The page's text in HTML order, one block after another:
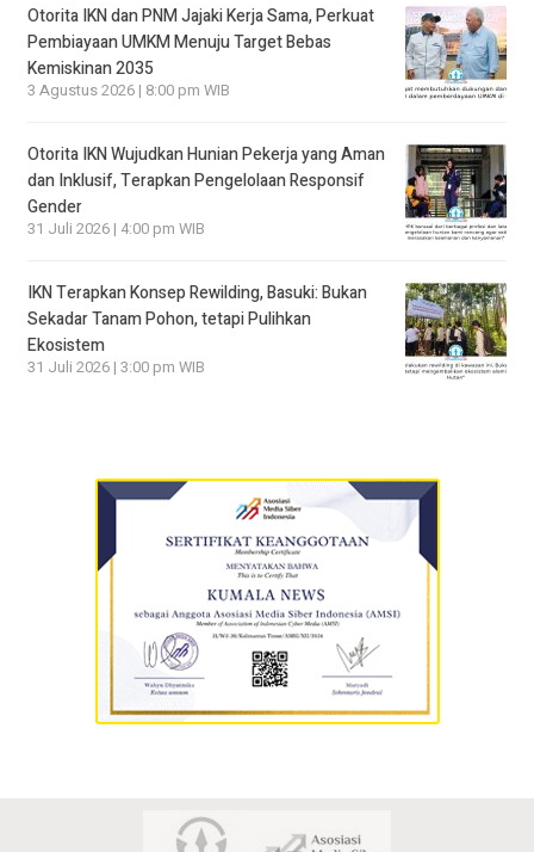
Otorita IKN dan PNM Jajaki Kerja Sama, Perkuat
Pembiayaan UMKM Menuju Target Bebas
Kemiskinan 2035
3 Agustus 2026 | 8:00 pm WIB
Otorita IKN Wujudkan Hunian Pekerja yang Aman
dan Inklusif, Terapkan Pengelolaan Responsif
Gender
31 Juli 2026 | 4:00 pm WIB
IKN Terapkan Konsep Rewilding, Basuki: Bukan
Sekadar Tanam Pohon, tetapi Pulihkan
Ekosistem
31 Juli 2026 | 3:00 pm WIB